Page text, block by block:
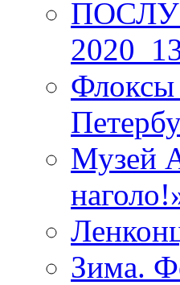
Флоксы
Музей
Зима.